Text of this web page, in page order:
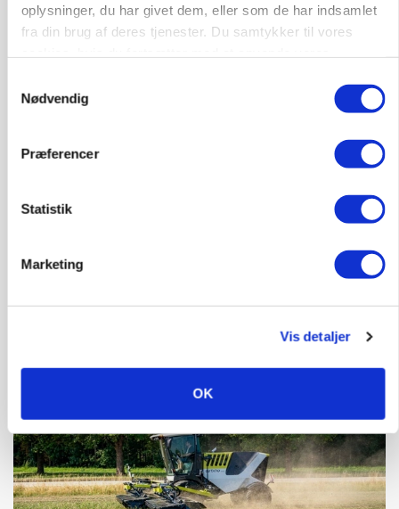
oplysninger, du har givet dem, eller som de har indsamlet
fra din brug af deres tjenester. Du samtykker til vores
Nødvendig
Præferencer
Statistik
Marketing
Vis detaljer
OK
Loading...
katastrofe